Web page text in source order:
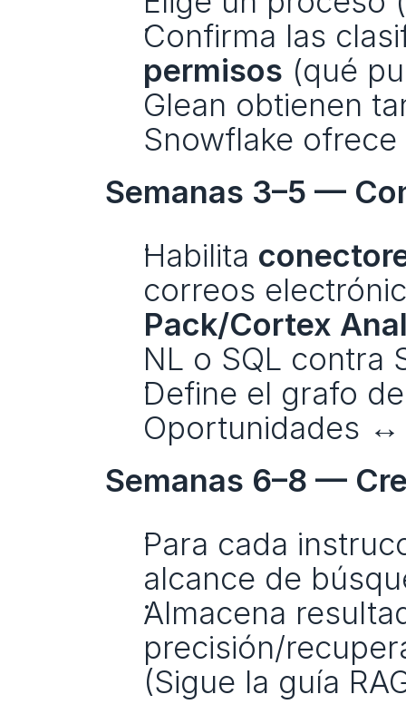
Confirma las
permisos (qué
Glean obtienen
Snowflake
Semanas 3–5 —
Habilita
correos
Pack/Cortex
NL o SQL contra
Define el grafo
Oportunidades
Semanas 6–8 —
Para cada
alcance de
Almacena
precisión/
(Sigue la guía